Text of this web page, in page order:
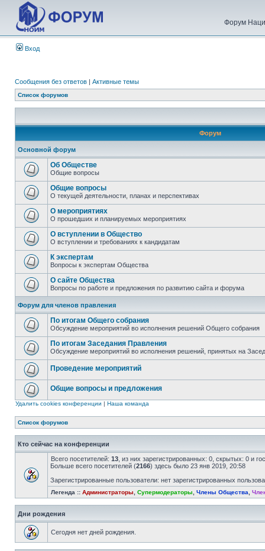
Форум
Вход
Сообщения без ответов | Активные темы
Список форумов
Форум
Основной форум
Об Обществе
Общие вопросы
Общие вопросы
О текущей деятельности, планах и перспективах
О мероприятиях
О прошедших и планируемых мероприятиях
О вступлении в Общество
О вступлении и требованиях к кандидатам
К экспертам
Вопросы к экспертам Общества
О сайте Общества
Вопросы по работе и предложения по развитию сайта и форума
Форум для членов правления
По итогам Общего собрания
Обсуждение мероприятий во исполнения решений Общего собрания
По итогам Заседания Правления
Обсуждение мероприятий во исполнения решений, принятых на
Проведение мероприятий
Общие вопросы и предложения
Удалить cookies конференции | Наша команда
Список форумов
Кто сейчас на конференции
Всего посетителей: 13 , из них зарегистрированных: 0, скрытых: 0 и
Больше всего посетителей (2166) здесь было 23 янв 2019, 20:58
Зарегистрированные пользователи: нет зарегистрированных
Легенда :: Администраторы Супермодераторы Члены Общества
Дни рождения
Сегодня нет дней рождения.